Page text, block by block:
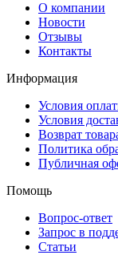
О компании
Новости
Отзывы
Контакты
Информация
Условия
Условия
Возврат
Политика
Публичная
Помощь
Вопрос-ответ
Запрос в
Статьи